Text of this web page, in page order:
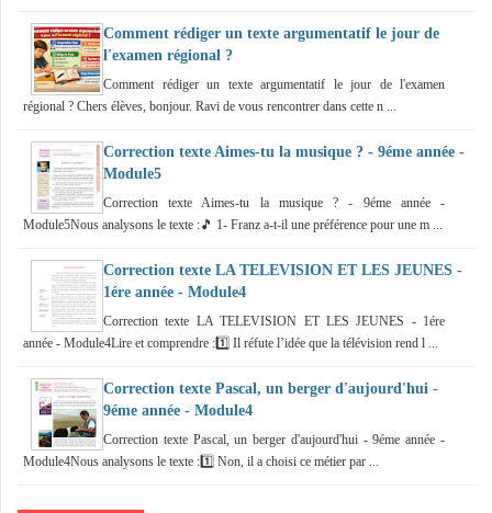
Comment rédiger un texte argumentatif le jour de
l'examen régional ?
Comment rédiger un texte argumentatif le jour de l'examen
régional ? Chers élèves, bonjour. Ravi de vous rencontrer dans cette n ...
Correction texte Aimes-tu la musique ? - 9éme année -
Module5
Correction texte Aimes-tu la musique ? - 9éme année -
Module5Nous analysons le texte :🎵 1- Franz a-t-il une préférence pour une m ...
Correction texte LA TELEVISION ET LES JEUNES -
1ére année - Module4
Correction texte LA TELEVISION ET LES JEUNES - 1ére
année - Module4Lire et comprendre :1️⃣ Il réfute l’idée que la télévision rend l ...
Correction texte Pascal, un berger d'aujourd'hui -
9éme année - Module4
Correction texte Pascal, un berger d'aujourd'hui - 9éme année -
Module4Nous analysons le texte :1️⃣ Non, il a choisi ce métier par ...